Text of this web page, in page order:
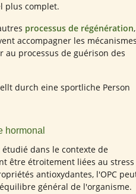
plus complet.
processus de régénération,
accompagner les mécanismes
processus de guérison des
hormonal
dans le contexte de
être étroitement liées au stress
antioxydantes, l'OPC
général de l'organisme.